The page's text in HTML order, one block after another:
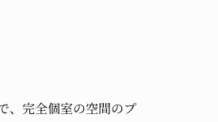
、完全個室の空間のプ